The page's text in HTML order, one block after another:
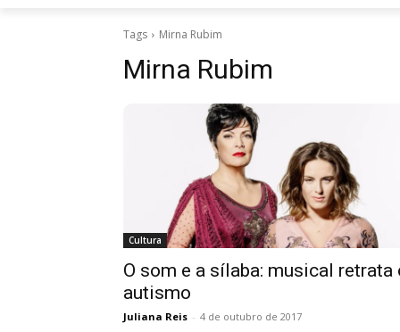
Tags Mirna Rubim
Mirna Rubim
Cultura
O som e a sílaba: musical retrata
autismo
Juliana Reis - 4 de outubro de 2017